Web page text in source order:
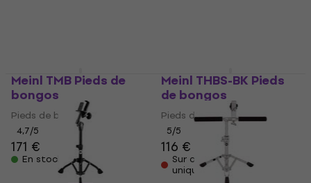
Meinl TMB Pieds de
bongos
Pieds de bongos
4,7/5
171 €
En stock
Meinl THBS-BK Pieds
de bongos
Pieds de bongos
5/5
116 €
Sur commande
uniquement